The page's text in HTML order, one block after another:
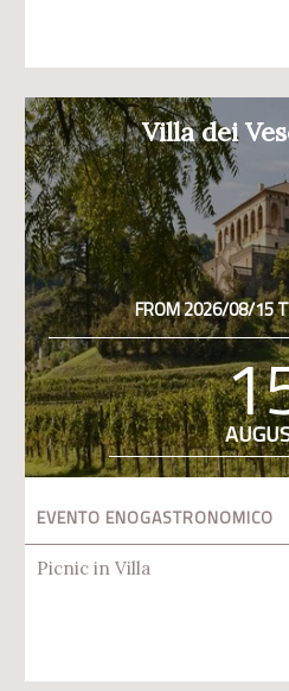
Villa dei
FROM 2026/08/15
EVENTO ENOGASTRONOMICO
Picnic in Villa